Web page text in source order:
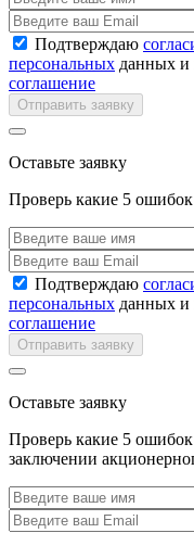
Подтверждаю
персональных данных
соглашение
Отправить заявку
Оставьте заявку
Проверь какие 5
Подтверждаю
персональных данных
соглашение
Отправить заявку
Оставьте заявку
Проверь какие 5
заключении